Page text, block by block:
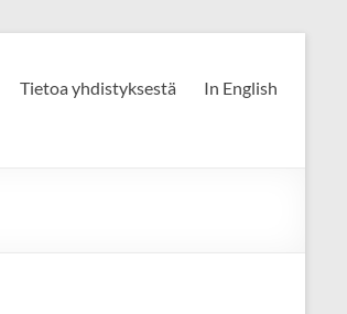
Tietoa yhdistyksestä In English